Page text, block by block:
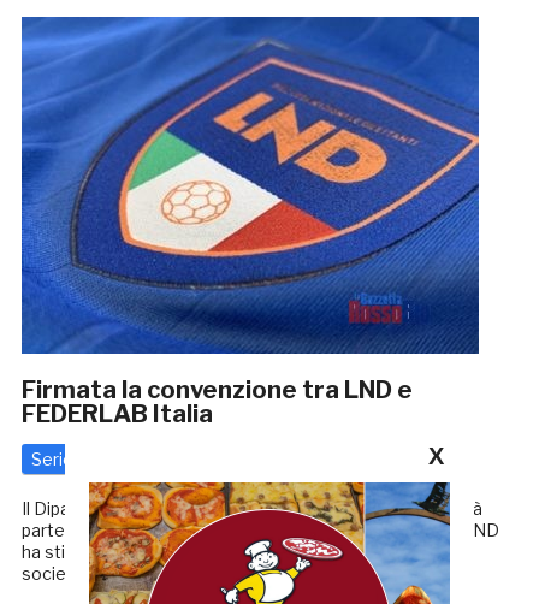
Firmata la convenzione tra LND e
FEDERLAB Italia
Serie D
Il Dipartimento Interregionale comunica a tutte le società
partecipanti al Campionato di Serie D 2020/2021 che la LND
ha stipulato una convenzione a disposizione di ciascuna
società con la FEDERLAB Italia, in nome e per […]
X